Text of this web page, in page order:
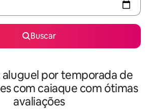
Buscar
aluguel por temporada de
com caiaque com ótimas
avaliações